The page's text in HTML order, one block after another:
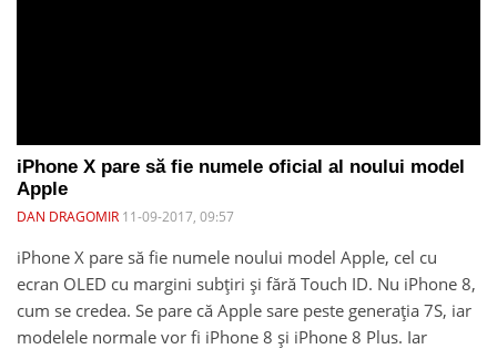
iPhone X pare să fie numele oficial al noului model
Apple
DAN DRAGOMIR 11-09-2017, 09:57
iPhone X pare să fie numele noului model Apple, cel cu
ecran OLED cu margini subțiri și fără Touch ID. Nu iPhone 8,
cum se credea. Se pare că Apple sare peste generația 7S, iar
modelele normale vor fi iPhone 8 și iPhone 8 Plus. Iar